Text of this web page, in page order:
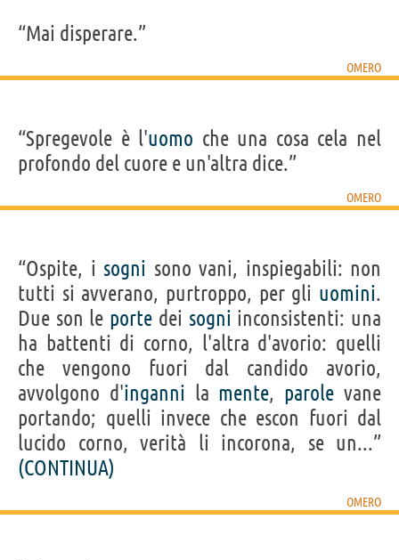
“Mai disperare.”
OMERO
“Spregevole è l'uomo che una cosa cela nel
profondo del cuore e un'altra dice.”
OMERO
“Ospite, i sogni sono vani, inspiegabili: non
tutti si avverano, purtroppo, per gli uomini.
Due son le porte dei sogni inconsistenti: una
ha battenti di corno, l'altra d'avorio: quelli
che vengono fuori dal candido avorio,
avvolgono d'inganni la mente, parole vane
portando; quelli invece che escon fuori dal
lucido corno, verità li incorona, se un...”
(CONTINUA)
OMERO